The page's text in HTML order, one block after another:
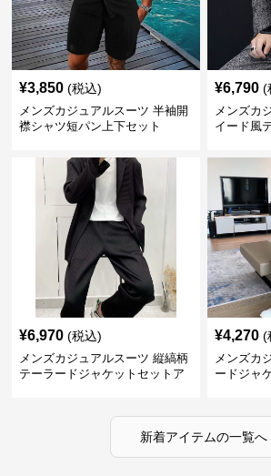
¥3,850 (税込)
メンズカジュアルスーツ 半袖開
襟シャツ短パン上下セット
¥6,790 (
メンズカ
イード風
¥6,970 (税込)
メンズカジュアルスーツ 縦縞柄
テーラードジャケットセットア
¥4,270 (
メンズカ
ードジャ
新着アイテムの一覧へ